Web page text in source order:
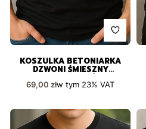
KOSZULKA BETONIARKA
DZWONI ŚMIESZNY
PREZENT DLA KAŻDEGO
Cena brutto
69,00 złw tym 23%VAT